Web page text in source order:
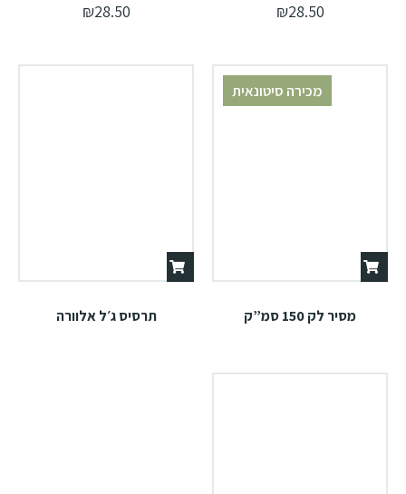
₪28.50
₪28.50
מכירה סיטונאית
מסיר לק 150 סמ”ק תרסיס ג׳ל אלוורה